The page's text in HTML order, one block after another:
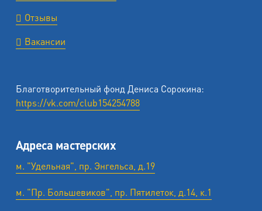
Отзывы
Вакансии
Благотворительный фонд Дениса Сорокина:
https://vk.com/club154254788
Адреса мастерских
м. "Удельная", пр. Энгельса, д.19
м. "Пр. Большевиков", пр. Пятилеток, д.14, к.1